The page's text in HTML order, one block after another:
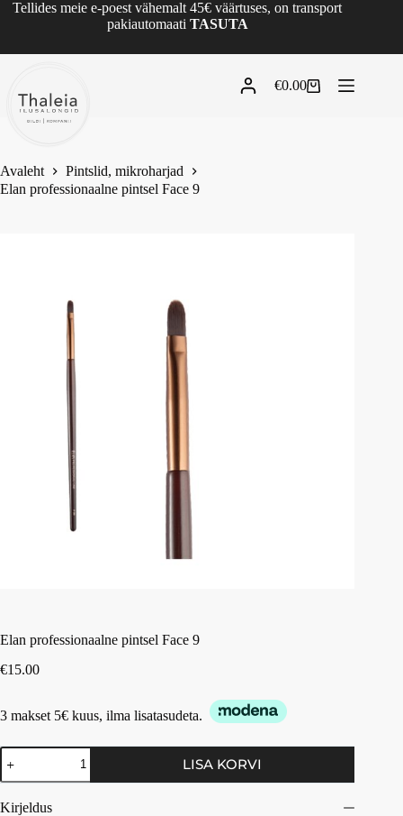
Tellides meie e-poest vähemalt 45€ väärtuses, on transport
pakiautomaati TASUTA
€0.00
Avaleht
Pintslid, mikroharjad
Elan professionaalne pintsel Face 9
Elan professionaalne pintsel Face 9
€15.00
3 makset 5€ kuus, ilma lisatasudeta.
LISA KORVI
Kirjeldus